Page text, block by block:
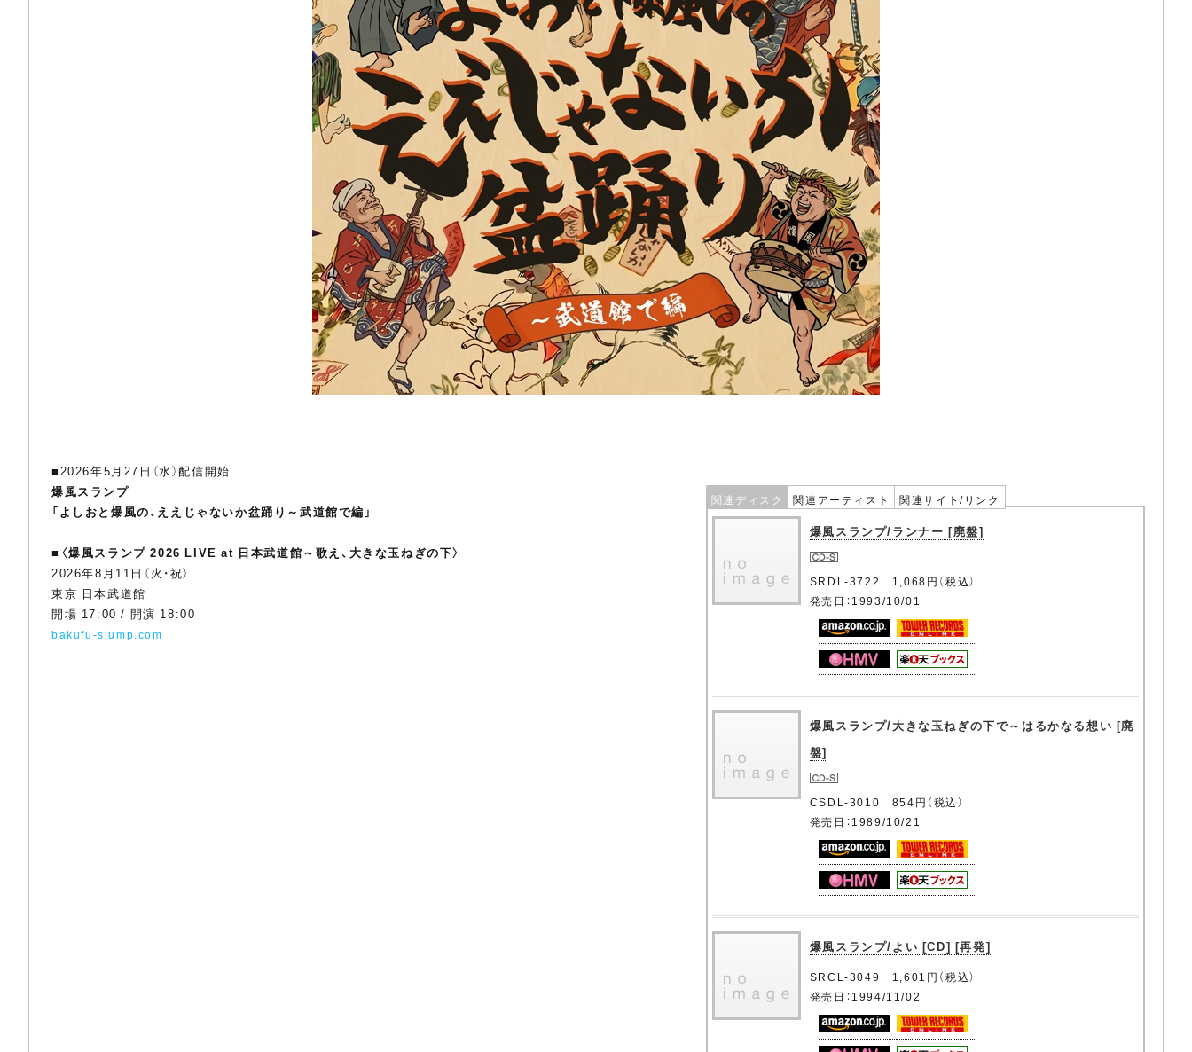
関連ディスク 関連アーティスト 関連サイト/リンク
爆風スランプ/ランナー [廃盤]
SRDL-3722 1,068円（税込）
発売日：1993/10/01
爆風スランプ/大きな玉ねぎの下で～はるかなる想い [廃
盤]
CSDL-3010 854円（税込）
発売日：1989/10/21
爆風スランプ/よい [CD] [再発]
SRCL-3049 1,601円（税込）
発売日：1994/11/02
■2026年5月27日（水）配信開始
爆風スランプ
「よしおと爆風の、ええじゃないか盆踊り～武道館で編」
■ 〈爆風スランプ 2026 LIVE at 日本武道館～歌え、大きな玉ねぎの下〉
2026年8月11日（火・祝）
東京 日本武道館
開場 17:00 / 開演 18:00
bakufu-slump.com